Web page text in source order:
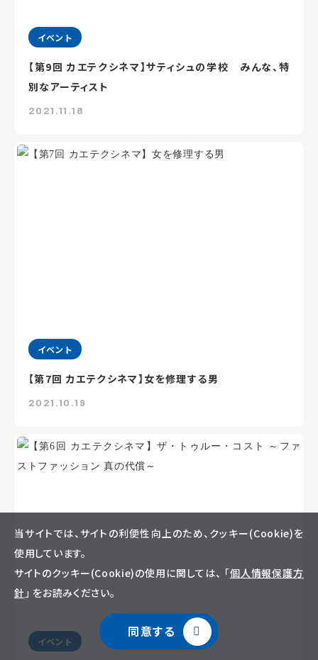
イベント
【第9回 カエテクシネマ】サティシュの学校 みんな、特
別なアーティスト
2021.11.18
イベント
【第7回 カエテクシネマ】女を修理する男
2021.10.19
イベント
当サイトでは、サイトの利便性向上のため、クッキー(Cookie)を
使用しています。
サイトのクッキー(Cookie)の使用に関しては、 「個人情報保護方
針」 をお読みください。
同意する